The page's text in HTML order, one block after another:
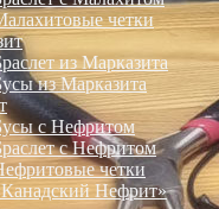
четки
из Марказита
из Марказита
с Нефритом
с Нефритом
четки
Нефрит»